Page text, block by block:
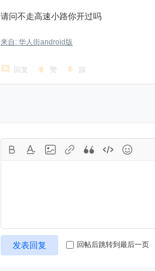
请问不走高速小路你开过吗
来自: 华人街android版
回复 赞 踩
发表回复 回帖后跳转到最后一页